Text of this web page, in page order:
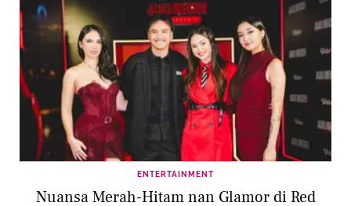
ENTERTAINMENT
Nuansa Merah-Hitam nan Glamor di Red